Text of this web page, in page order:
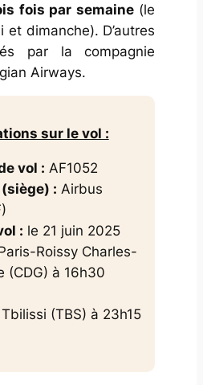
fois par semaine(le
et dimanche). D’autres
par la compagnie
Airways.
sur le vol :
vol : AF1052
: Airbus
: le 21 juin 2025
Roissy Charles-
(CDG) à 16h30
Tbilissi (TBS) à 23h15